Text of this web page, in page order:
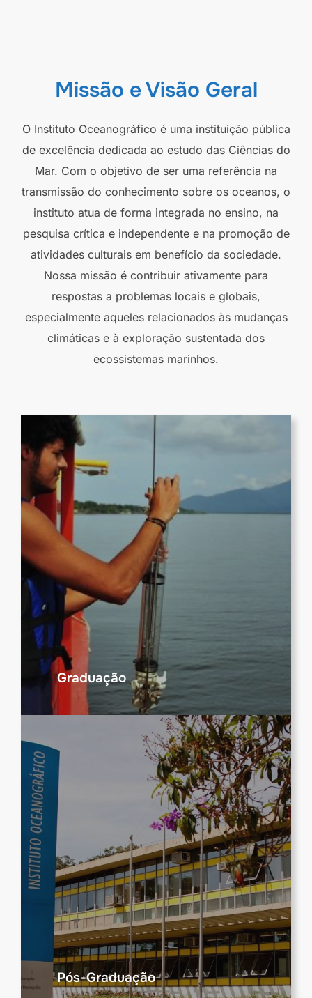
Missão e Visão Geral
O Instituto Oceanográfico é uma instituição pública
de excelência dedicada ao estudo das Ciências do
Mar. Com o objetivo de ser uma referência na
transmissão do conhecimento sobre os oceanos, o
instituto atua de forma integrada no ensino, na
pesquisa crítica e independente e na promoção de
atividades culturais em benefício da sociedade.
Nossa missão é contribuir ativamente para
respostas a problemas locais e globais,
especialmente aqueles relacionados às mudanças
climáticas e à exploração sustentada dos
ecossistemas marinhos.
Graduação
Pós-Graduação